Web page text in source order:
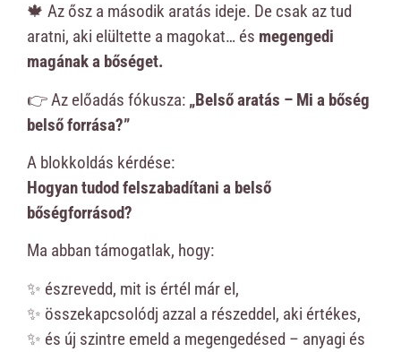
🍁 Az ősz a második aratás ideje. De csak az tud
aratni, aki elültette a magokat… és megengedi
magának a bőséget.
👉 Az előadás fókusza: „Belső aratás – Mi a bőség
belső forrása?”
A blokkoldás kérdése:
Hogyan tudod felszabadítani a belső
bőségforrásod?
Ma abban támogatlak, hogy:
✨ észrevedd, mit is értél már el,
✨ összekapcsolódj azzal a részeddel, aki értékes,
✨ és új szintre emeld a megengedésed – anyagi és